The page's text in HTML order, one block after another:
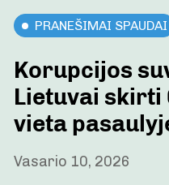
PRANEŠIMAI SPAUDAI
Korupcijos
Lietuvai skirti
vieta
Vasario 10, 2026